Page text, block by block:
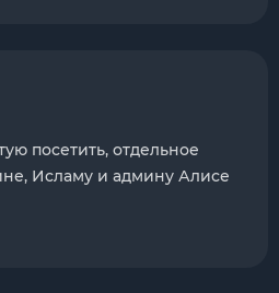
посетить, отдельное
Исламу и админу Алисе